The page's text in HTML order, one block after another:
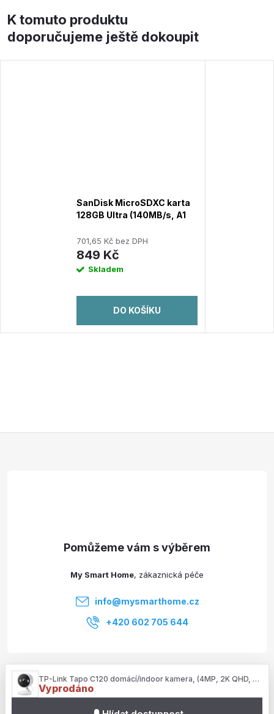
K tomuto produktu
doporučujeme ještě dokoupit
SanDisk MicroSDXC karta
128GB Ultra (140MB/s, A1
701,65 Kč bez DPH
849 Kč
Skladem
DO KOŠÍKU
Služby
Informace pro vás
My Smart Home
info@mysmarthome.cz
+420 602 705 644
TP-Link Tapo C120 domácí/indoor kamera, (4MP, 2K QHD, WiFi, IR 9m, microSD)
Vyprodáno